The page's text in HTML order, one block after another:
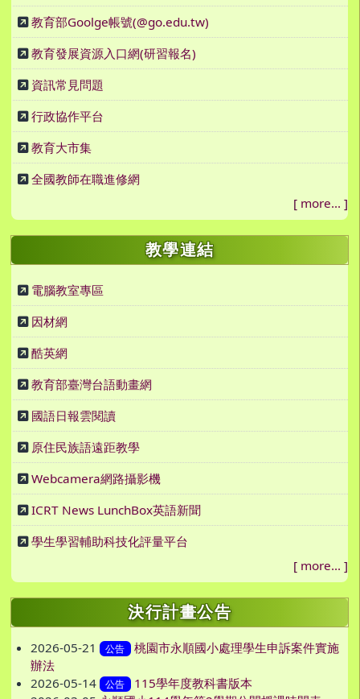
教育部Goolge帳號(@go.edu.tw)
教育發展資源入口網(研習報名)
資訊常見問題
行政協作平台
教育大市集
全國教師在職進修網
[ more... ]
教學連結
電腦教室專區
因材網
酷英網
教育部臺灣台語動畫網
國語日報雲閱讀
原住民族語遠距教學
Webcamera網路攝影機
ICRT News LunchBox英語新聞
學生學習輔助科技化評量平台
[ more... ]
決行計畫公告
2026-05-21 公告
桃園市永順國小處理學生申訴案件實施
辦法
2026-05-14
公告
115學年度教科書版本